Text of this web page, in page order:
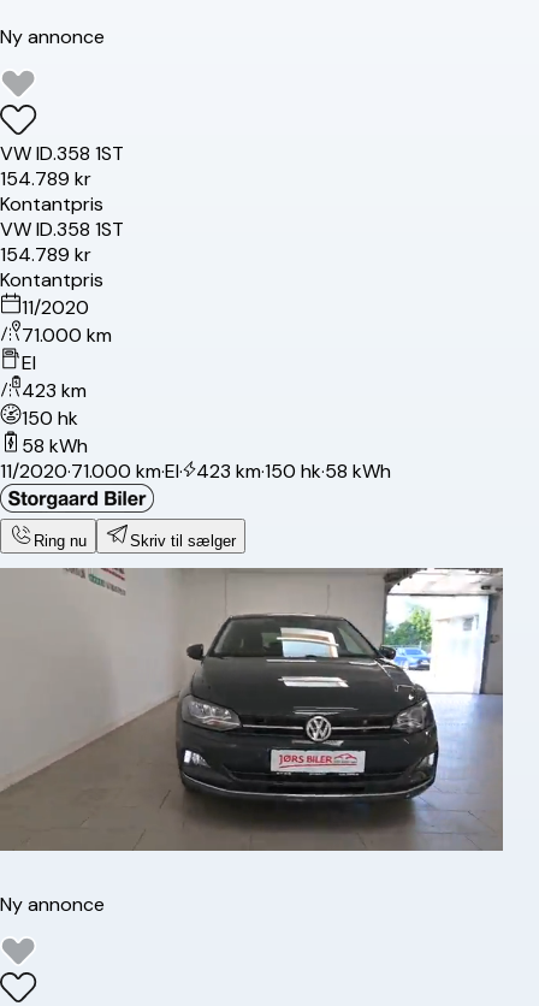
Ny annonce
VWID.358 1ST
154.789 kr
Kontantpris
VWID.358 1ST
154.789 kr
Kontantpris
11/2020
71.000 km
El
423 km
150 hk
58 kWh
11/2020·71.000 km·El· 423 km·150 hk·58 kWh
Ring nu Skriv til sælger
Ny annonce